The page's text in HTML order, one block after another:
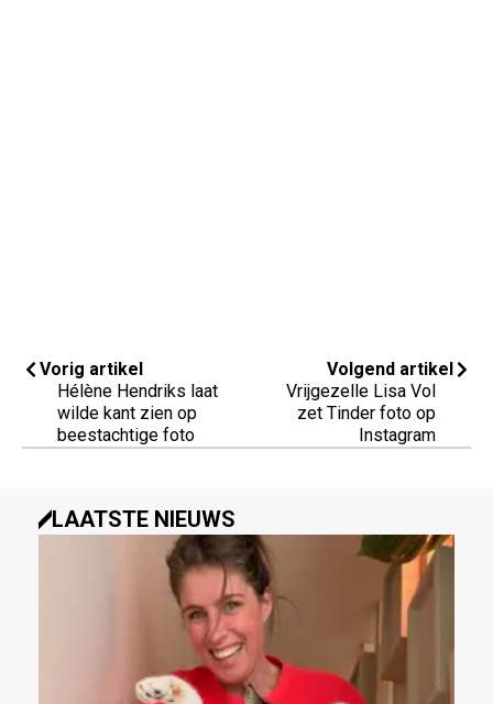
Vorig artikel
Hélène Hendriks laat
wilde kant zien op
beestachtige foto
Volgend artikel
Vrijgezelle Lisa Vol
zet Tinder foto op
Instagram
LAATSTE NIEUWS